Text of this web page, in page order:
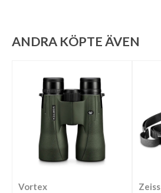
ANDRA KÖPTE ÄVEN
Vortex Zeiss